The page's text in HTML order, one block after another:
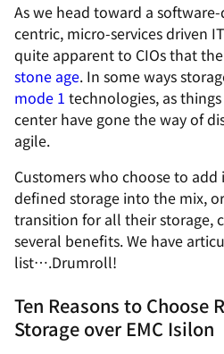
As we head toward a
centric, micro-services driven
quite apparent to CIOs that
stone age. In some ways
mode 1 technologies, as
center have gone the way of
agile.
Customers who choose to
defined storage into the mix,
transition for all their storage,
several benefits. We have
list….Drumroll!
Ten Reasons to Choose
Storage over EMC Isilon